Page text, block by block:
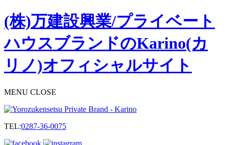
(株)万建設興業/プライベート
ハウスブランドのKarino(カ
リノ)オフィシャルサイト
MENU CLOSE
TEL:0287-36-0075